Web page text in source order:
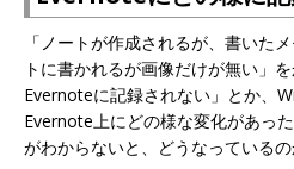
「ノートが作成されるが、書いた
トに書かれるが画像だけが無い」
Evernoteに記録されない」とか、
Evernote上にどの様な変化があっ
がわからないと、どうなっているの